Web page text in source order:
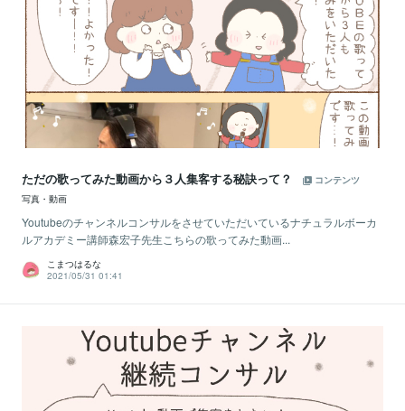
ただの歌ってみた動画から３人集客する秘訣って？
コンテンツ
写真・動画
Youtubeのチャンネルコンサルをさせていただいているナチュラルボーカ
ルアカデミー講師森宏子先生こちらの歌ってみた動画...
こまつはるな
2021/05/31 01:41